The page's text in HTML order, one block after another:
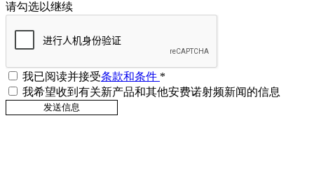
请勾选以继续
我已阅读并接受条款和条件 *
我希望收到有关新产品和其他安费诺射频新闻的信息